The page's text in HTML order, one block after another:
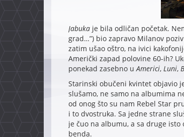
Jabukaje bila odličan početak.
grad…”) bio zapravo Milanov
zatim ušao oštro, na ivici
Američki zapad polovine 60-ih?
ponekad zasebno uAmerici, Luni,
Starinski obučeni kvintet objavio
slušamo, ne samo na albumima
od onog što su nam Rebel Star
i to dvostruka. Sa jedne strane
je čuo na albumu, a sa druge
benda.